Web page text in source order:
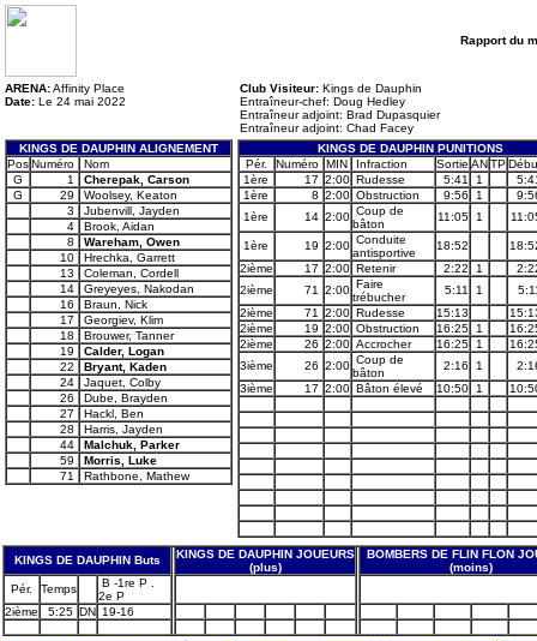
Rapport du
ARENA:Affinity Place
Date: Le 24 mai 2022
Club Visiteur: Kings de Dauphin
Entraîneur-chef: Doug Hedley
Entraîneur adjoint: Brad Dupasquier
Entraîneur adjoint: Chad Facey
KINGS DE DAUPHIN ALIGNEMENT
PosNuméro
Nom
G
1
Cherepak, Carson
G
29
Woolsey, Keaton
3
Jubenvill, Jayden
4
Brook, Aidan
8
Wareham, Owen
10
Hrechka, Garrett
13
Coleman, Cordell
14
Greyeyes, Nakodan
16
Braun, Nick
17
Georgiev, Klim
18
Brouwer, Tanner
19
Calder, Logan
22
Bryant, Kaden
24
Jaquet, Colby
26
Dube, Brayden
27
Hackl, Ben
28
Harris, Jayden
44
Malchuk, Parker
59
Morris, Luke
71
Rathbone, Mathew
KINGS DE DAUPHIN PUNITIONS
Pér.
Numéro MIN Infraction Sortie ANTP
1ère
17 2:00 Rudesse 5:41 1
1ère
8 2:00 Obstruction 9:56 1
1ère
14 2:00 Coup de
bâton
11:05 1
1ère 19 2:00 Conduite
antisportive
18:52
2ième
17 2:00 Retenir 2:22 1
2ième
71 2:00 Faire
trébucher
5:11 1
2ième
71 2:00 Rudesse 15:13
2ième
19 2:00 Obstruction 16:25 1
2ième
26 2:00 Accrocher 16:25 1
3ième
26 2:00 Coup de
bâton
2:16 1
3ième
17 2:00 Bâton élevé 10:50 1
KINGS DE DAUPHIN Buts
KINGS DE DAUPHIN JOUEURS
(plus)
BOMBERS DE FLIN FLON
(moins)
Pér.
Temps
B -1re P .
2e P
2ième
5:25 DN 19-16